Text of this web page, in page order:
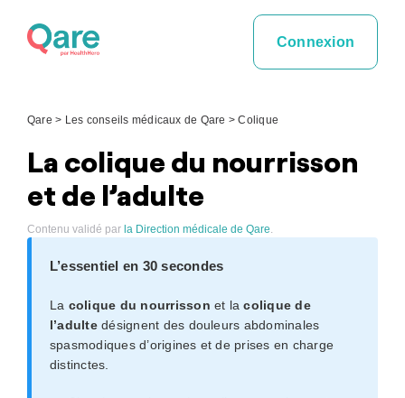
Connexion
Qare > Les conseils médicaux de Qare >Colique
La colique du nourrisson
et de l’adulte
Contenu validé par la Direction médicale de Qare.
L’essentiel en 30 secondes
La colique du nourrisson et lacolique de
l’adultedésignent des douleurs abdominales
spasmodiques d’origines et de prises en charge
distinctes.